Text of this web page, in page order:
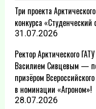
Три проекта
конкурса «Студенческий
31.07.2026
Ректор Арктического
Василием Сивцевым —
призёром
в номинации «Агроном»!
28.07.2026